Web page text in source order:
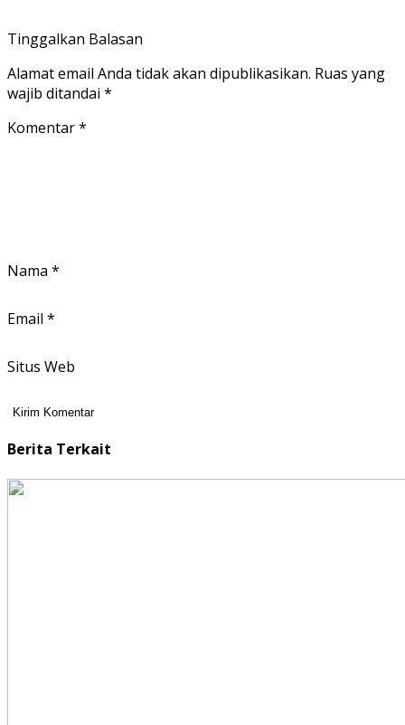
Tinggalkan Balasan
Alamat email Anda tidak akan dipublikasikan. Ruas yang
wajib ditandai *
Komentar*
Nama *
Email *
Situs Web
Berita Terkait